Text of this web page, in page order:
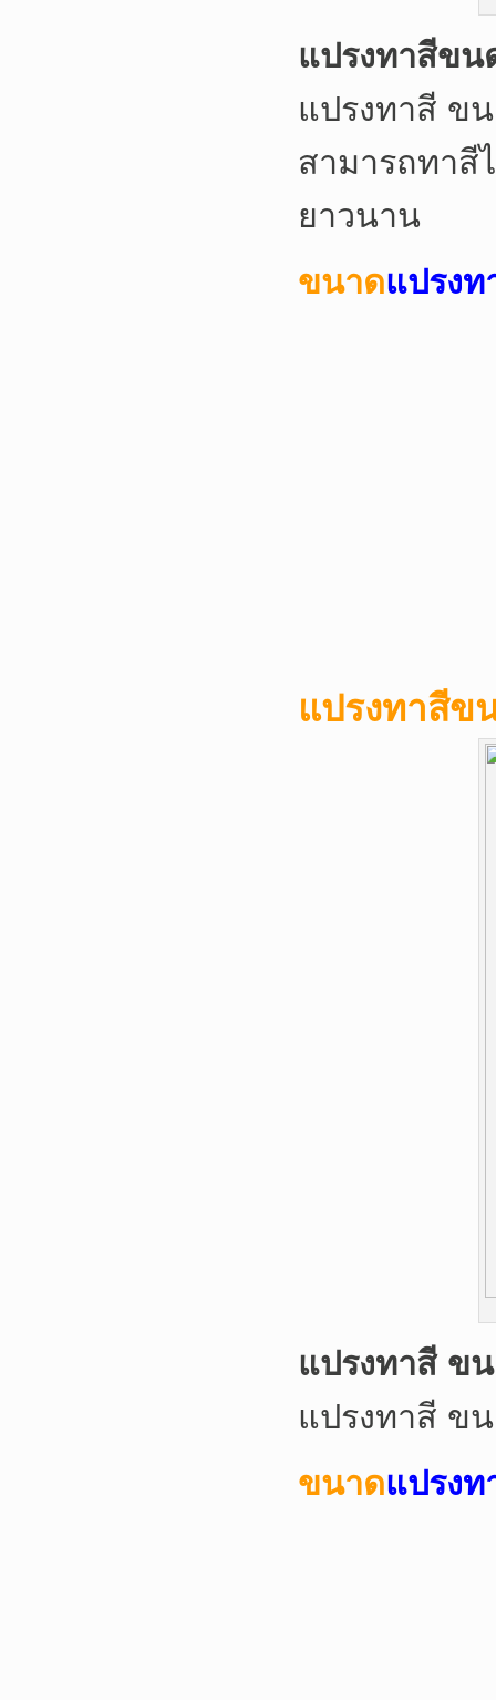
แปรงทาสีขน
แปรงทาสี ข
สามารถทาสี
ยาวนาน
ขนาดแปรงท
แปรงทาสีข
แปรงทาสี ข
แปรงทาสี ข
ขนาดแปรง